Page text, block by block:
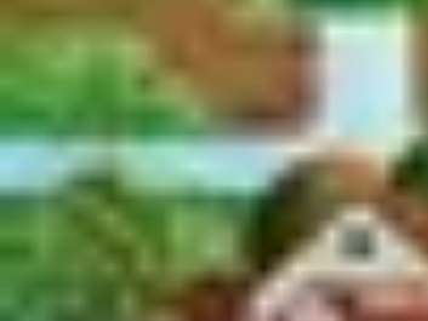
Services Mémoriaux
PersonnalisationRituels et discours Conseils pratiques
Services Mémoriaux